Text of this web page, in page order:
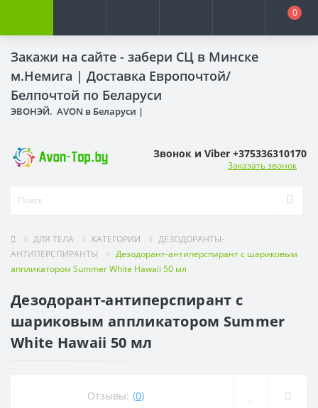
Закажи на сайте - забери СЦ в Минске
м.Немига | Доставка Европочтой/
Белпочтой по Беларуси
ЭВОНЭЙ. AVON в Беларуси |
0
Звонок и Viber +375336310170
Заказать звонок
ДЛЯ ТЕЛА КАТЕГОРИИ
ДЕЗОДОРАНТЫ-
АНТИПЕРСПИРАНТЫ
Дезодорант-антиперспирант с шариковым
аппликатором Summer White Hawaii 50 мл
Дезодорант-антиперспирант с
шариковым аппликатором Summer
White Hawaii 50 мл
Отзывы: (0)